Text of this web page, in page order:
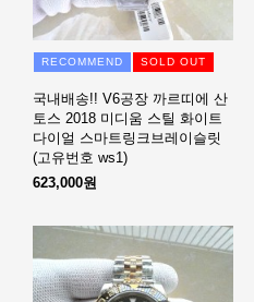
RECOMMEND SOLD OUT
국내배송!! V6공장 까르띠에 산
토스 2018 미디움 스틸 화이트
다이얼 스마트링크브레이슬릿
(고유번호 ws1)
623,000원